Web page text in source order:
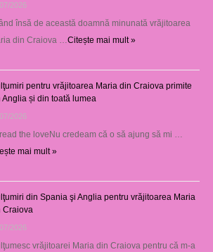
2026
însă de această doamnă minunată vrăjitoarea
din Craiova …Citește mai mult »
pentru vrăjitoarea Maria din Craiova primite
Anglia și din toată lumea
2026
the loveNu credeam că o să ajung să mi …
mai mult »
din Spania şi Anglia pentru vrăjitoarea Maria
Craiova
2026
vrăjitoarei Maria din Craiova pentru că m-a